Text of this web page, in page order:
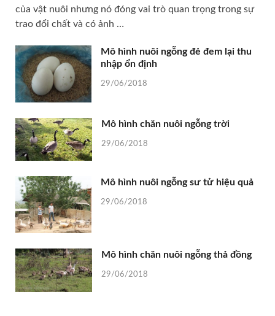
của vật nuôi nhưng nó đóng vai trò quan trọng trong sự
trao đổi chất và có ảnh …
Mô hình nuôi ngỗng đẻ đem lại thu
nhập ổn định
29/06/2018
Mô hình chăn nuôi ngỗng trời
29/06/2018
Mô hình nuôi ngỗng sư tử hiệu quả
29/06/2018
Mô hình chăn nuôi ngỗng thả đồng
29/06/2018